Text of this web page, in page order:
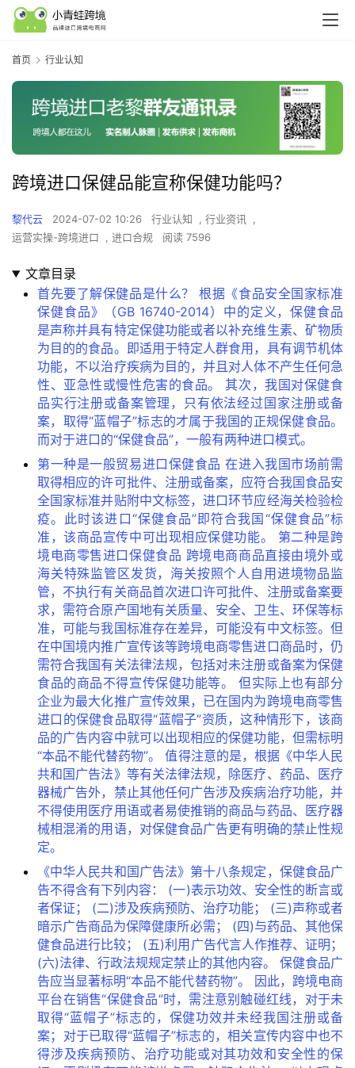
首页 行业认知
跨境进口保健品能宣称保健功能吗？
黎代云 2024-07-02 10:26 行业认知 , 行业资讯
,
运营实操-跨境进口
, 进口合规 阅读 7596
文章目录
首先要了解保健品是什么？ 根据《食品安全国家标准
保健食品》（GB 16740-2014）中的定义，保健食品
是声称并具有特定保健功能或者以补充维生素、矿物质
为目的的食品。即适用于特定人群食用，具有调节机体
功能，不以治疗疾病为目的，并且对人体不产生任何急
性、亚急性或慢性危害的食品。 其次，我国对保健食
品实行注册或备案管理，只有依法经过国家注册或备
案，取得“蓝帽子”标志的才属于我国的正规保健食品。
而对于进口的“保健食品”，一般有两种进口模式。
第一种是一般贸易进口保健食品 在进入我国市场前需
取得相应的许可批件、注册或备案，应符合我国食品安
全国家标准并贴附中文标签，进口环节应经海关检验检
疫。此时该进口“保健食品”即符合我国“保健食品”标
准，该商品宣传中可出现相应保健功能。 第二种是跨
境电商零售进口保健食品 跨境电商商品直接由境外或
海关特殊监管区发货，海关按照个人自用进境物品监
管，不执行有关商品首次进口许可批件、注册或备案要
求，需符合原产国地有关质量、安全、卫生、环保等标
准，可能与我国标准存在差异，可能没有中文标签。但
在中国境内推广宣传该等跨境电商零售进口商品时，仍
需符合我国有关法律法规，包括对未注册或备案为保健
食品的商品不得宣传保健功能等。 但实际上也有部分
企业为最大化推广宣传效果，已在国内为跨境电商零售
进口的保健食品取得“蓝帽子”资质，这种情形下，该商
品的广告内容中就可以出现相应的保健功能，但需标明
“本品不能代替药物”。 值得注意的是，根据《中华人民
共和国广告法》等有关法律法规，除医疗、药品、医疗
器械广告外，禁止其他任何广告涉及疾病治疗功能，并
不得使用医疗用语或者易使推销的商品与药品、医疗器
械相混淆的用语，对保健食品广告更有明确的禁止性规
定。
《中华人民共和国广告法》第十八条规定，保健食品广
告不得含有下列内容： (一)表示功效、安全性的断言或
者保证； (二)涉及疾病预防、治疗功能； (三)声称或者
暗示广告商品为保障健康所必需； (四)与药品、其他保
健食品进行比较； (五)利用广告代言人作推荐、证明；
(六)法律、行政法规规定禁止的其他内容。 保健食品广
告应当显著标明“本品不能代替药物”。 因此，跨境电商
平台在销售“保健食品”时，需注意别触碰红线，对于未
取得“蓝帽子”标志的，保健功效并未经我国注册或备
案；对于已取得“蓝帽子”标志的，相关宣传内容中也不
得涉及疾病预防、治疗功能或对其功效和安全性的保